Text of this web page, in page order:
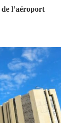
l’aéroport